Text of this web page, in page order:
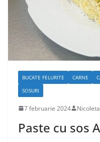
BUCATE FELURITE CARNE
SOSURI
7 februarie 2024
Paste cu sos